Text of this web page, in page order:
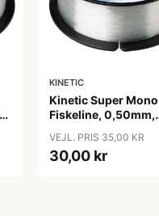
KINETIC
Kinetic Super Mono
Fiskeline, 0,50mm,
VEJL. PRIS 35,00 KR
30,00 kr